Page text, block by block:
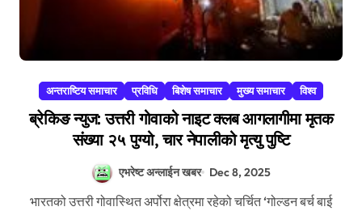
अन्तराष्टिय समाचार प्रविधि बिशेष समाचार मुख्य समाचार विश्व
ब्रेकिङ न्युज: उत्तरी गोवाको नाइट क्लब आगलागीमा मृतक
संख्या २५ पुग्यो, चार नेपालीको मृत्यु पुष्टि
एभरेष्ट अन्लाईन खबर Dec 8, 2025
भारतको उत्तरी गोवास्थित अर्पोरा क्षेत्रमा रहेको चर्चित ‘गोल्डन बर्च बाई